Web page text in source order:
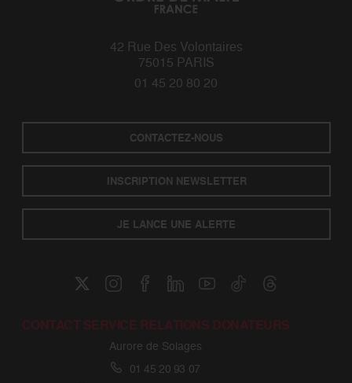
42 Rue Des Volontaires
75015 PARIS
01 45 20 80 20
CONTACTEZ-NOUS
INSCRIPTION NEWSLETTER
JE LANCE UNE ALERTE
CONTACT SERVICE RELATIONS DONATEURS
Aurore de Solages
01 45 20 93 07